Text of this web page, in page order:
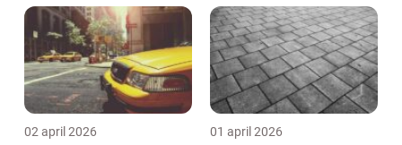
02 april 2026 01 april 2026